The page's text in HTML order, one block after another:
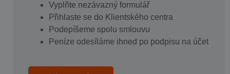
Vyplňte nezávazný formulář
Přihlaste se do Klientského centra
Podepíšeme spolu smlouvu
Peníze odesíláme ihned po podpisu na účet